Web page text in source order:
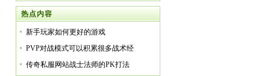
热点内容
新手玩家如何更好的游戏
PVP对战模式可以积累很多战术经
传奇私服网站战士法师的PK打法